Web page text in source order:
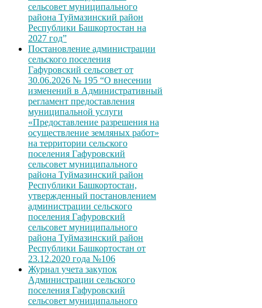
сельсовет муниципального
района Туймазинский район
Республики Башкортостан на
2027 год”
Постановление администрации
сельского поселения
Гафуровский сельсовет от
30.06.2026 № 195 “О внесении
изменений в Административный
регламент предоставления
муниципальной услуги
«Предоставление разрешения на
осуществление земляных работ»
на территории сельского
поселения Гафуровский
сельсовет муниципального
района Туймазинский район
Республики Башкортостан,
утвержденный постановлением
администрации сельского
поселения Гафуровский
сельсовет муниципального
района Туймазинский район
Республики Башкортостан от
23.12.2020 года №106
Журнал учета закупок
Администрации сельского
поселения Гафуровский
сельсовет муниципального